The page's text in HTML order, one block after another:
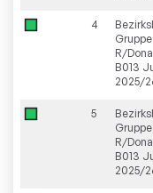
4
R/
B013
2025/
5
R/
B013
2025/